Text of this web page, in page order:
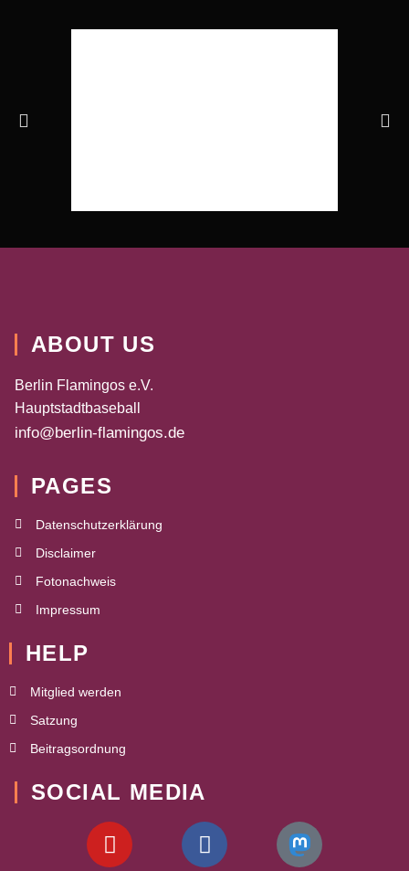
ABOUT US
Berlin Flamingos e.V.
Hauptstadtbaseball
info@berlin-flamingos.de
PAGES
Datenschutzerklärung
Disclaimer
Fotonachweis
Impressum
HELP
Mitglied werden
Satzung
Beitragsordnung
SOCIAL MEDIA